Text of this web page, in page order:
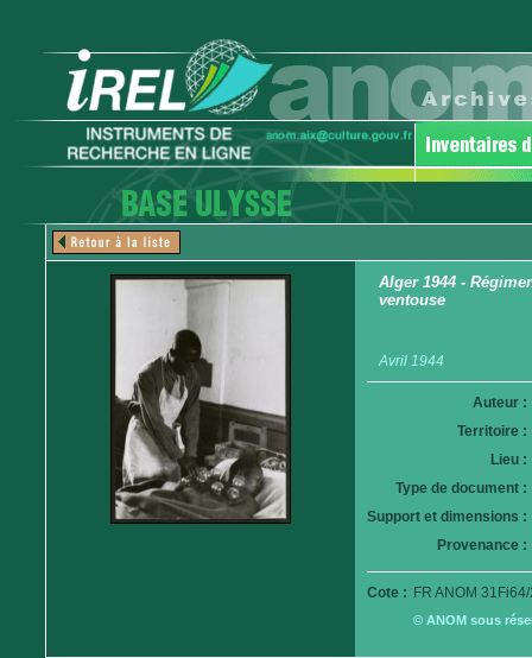
Alger 1944 -
ventouse
Avril 1944
Auteur :
Territoire :
Lieu :
Type de document :
Support et dimensions :
Provenance :
Cote : FR ANOM
© ANOM sous